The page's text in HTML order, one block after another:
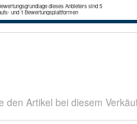
den Artikel bei diesem